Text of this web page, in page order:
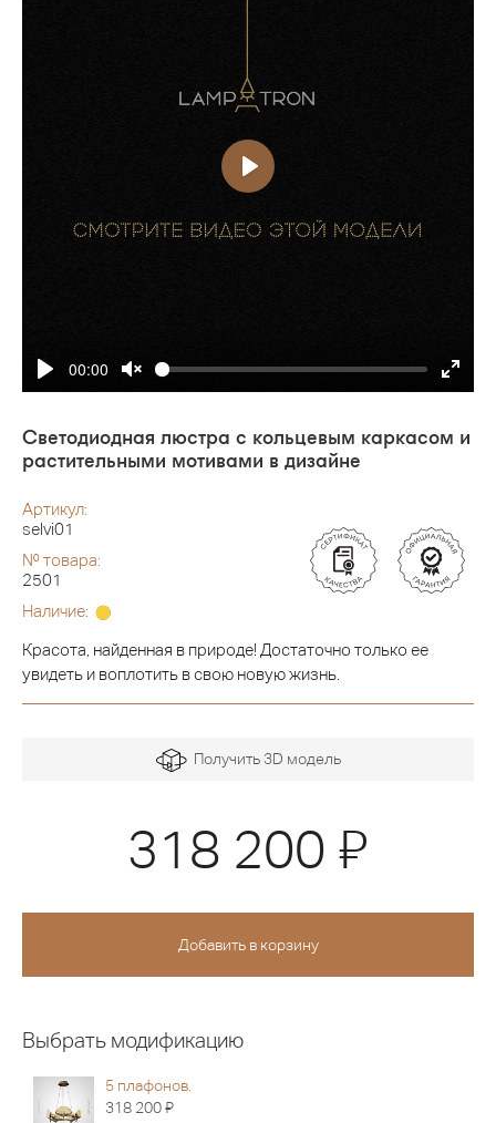
00:00
Светодиодная люстра с кольцевым каркасом и
растительными мотивами в дизайне
Артикул:
selvi01
№ товара:
2501
Наличие:
Красота, найденная в природе! Достаточно только ее
увидеть и воплотить в свою новую жизнь.
Получить 3D модель
318 200 Я
Выбрать модификацию
5 плафонов.
318 200Я